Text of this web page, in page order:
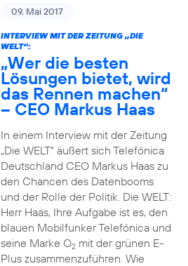
09. Mai 2017
INTERVIEW MIT DER ZEITUNG „DIE
WELT“:
„Wer die besten
Lösungen bietet, wird
das Rennen machen“
– CEO Markus Haas
In einem Interview mit der Zeitung
„Die WELT“ äußert sich Telefónica
Deutschland CEO Markus Haas zu
den Chancen des Datenbooms
und der Rolle der Politik. Die WELT:
Herr Haas, Ihre Aufgabe ist es, den
blauen Mobilfunker Telefónica und
seine Marke O2mit der grünen E-
Plus zusammenzuführen. Wie